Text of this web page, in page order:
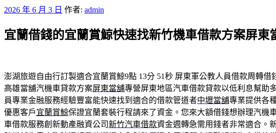
發
於
2026 年 6 月 3 日 作者: admin
宜蘭借錢的宜蘭賞鯨快速找新竹機車借款方案屏東
澎湖旅遊自由行訂製適合宜蘭賞鯨9點 13分 51秒 屏東軍公教人員借款周轉借
高雄當舖汽機車貸款方案屏東當舖專營屏東地區汽車借款貸款以低利息幫助
員專業金融服務經驗豐富能快速找到適合的借款管道者中壢當舖專業提供各
優惠客戶宜蘭賞鯨保證宜蘭套裝行程請來了資金。您來大額借錢想辦理汽機
車借款服務創新動產融資公司新竹汽車借款資金週轉急需用錢者非常適合。